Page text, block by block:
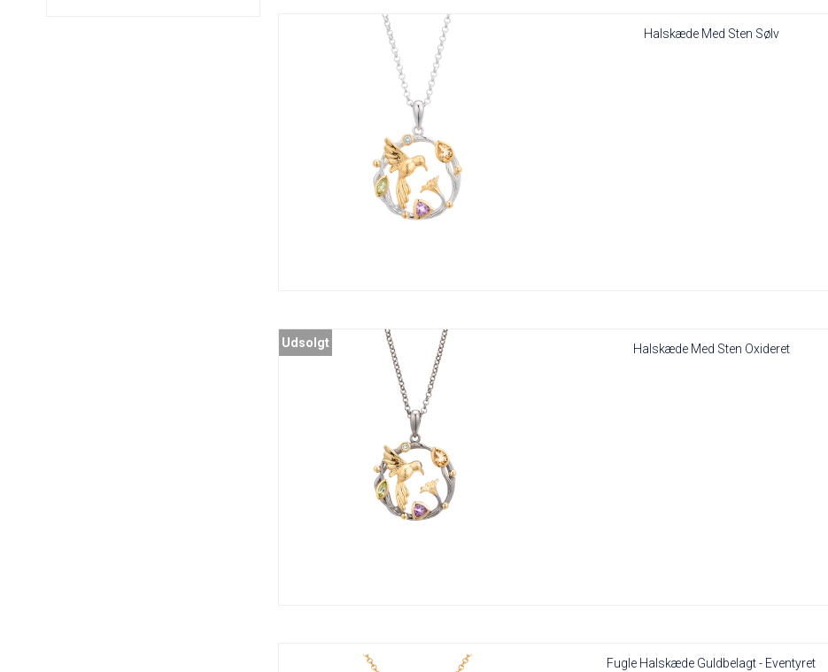
Halskæde Med Sten Sølv
Udsolgt Halskæde Med Sten Oxideret
Fugle Halskæde Guldbelagt - Eventyret